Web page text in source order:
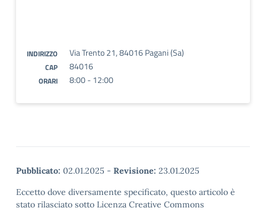
INDIRIZZO Via Trento 21, 84016 Pagani (Sa)
CAP 84016
ORARI 8:00 - 12:00
Pubblicato: 02.01.2025 - Revisione: 23.01.2025
Eccetto dove diversamente specificato, questo articolo è
stato rilasciato sotto Licenza Creative Commons